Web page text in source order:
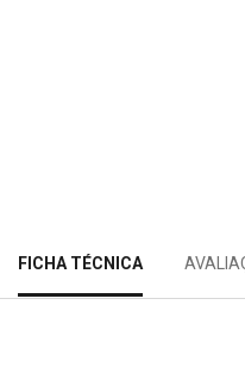
FICHA TÉCNICA